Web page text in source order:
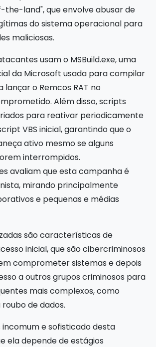
land", que envolve abusar de
do sistema operacional para
maliciosas.
usam o MSBuild.exe, uma
da Microsoft usada para compilar
lançar o Remcos RAT no
Além disso, scripts
para reativar periodicamente
VBS inicial, garantindo que o
ativo mesmo se alguns
interrompidos.
avaliam que esta campanha é
mirando principalmente
e pequenas e médias
são características de
inicial, que são cibercriminosos
comprometer sistemas e depois
a outros grupos criminosos para
mais complexos, como
de dados.
e sofisticado desta
ela depende de estágios